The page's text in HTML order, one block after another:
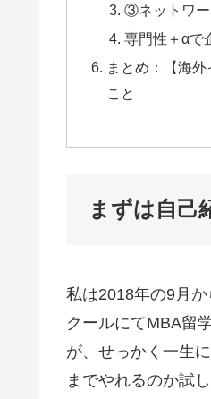
③ネットワー
専門性＋αで
まとめ：【海
こと
まずは自己
私は2018年の9月
クールにてMBA留
が、せっかく一生
までやれるのか試